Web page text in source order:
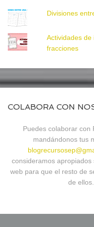
Divisiones
Actividades de
fracciones
COLABORA CON
Puedes colaborar con
mandándonos tus
consideramos apropiados
web para que el resto de
de ellos.